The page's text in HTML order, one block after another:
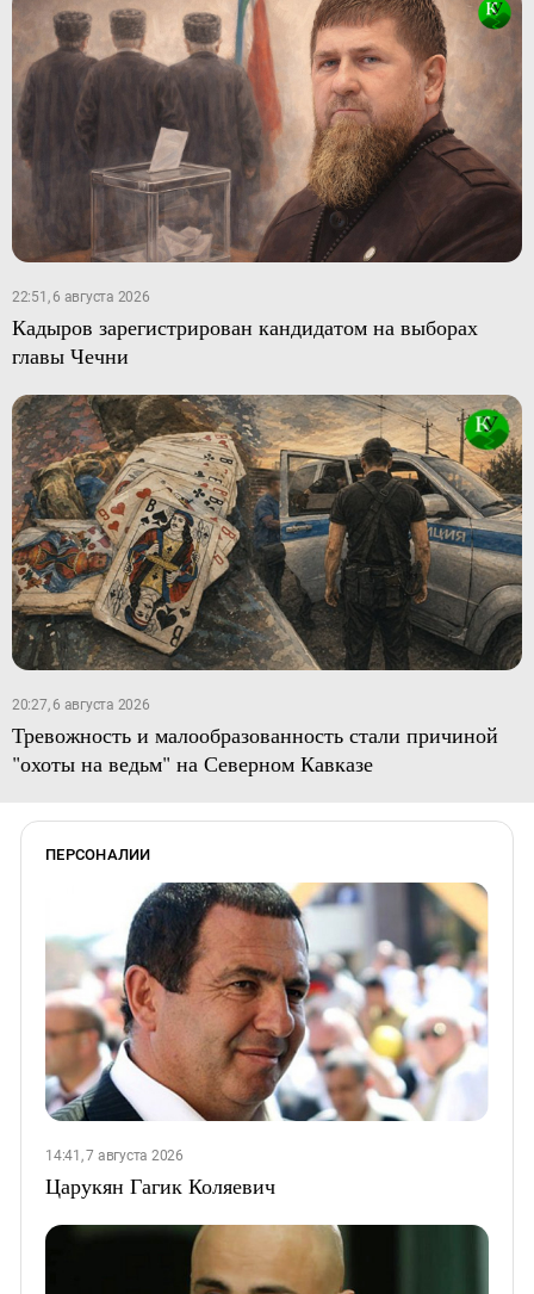
22:51, 6 августа 2026
Кадыров зарегистрирован кандидатом на выборах
главы Чечни
20:27, 6 августа 2026
Тревожность и малообразованность стали причиной
"охоты на ведьм" на Северном Кавказе
ПЕРСОНАЛИИ
14:41, 7 августа 2026
Царукян Гагик Коляевич